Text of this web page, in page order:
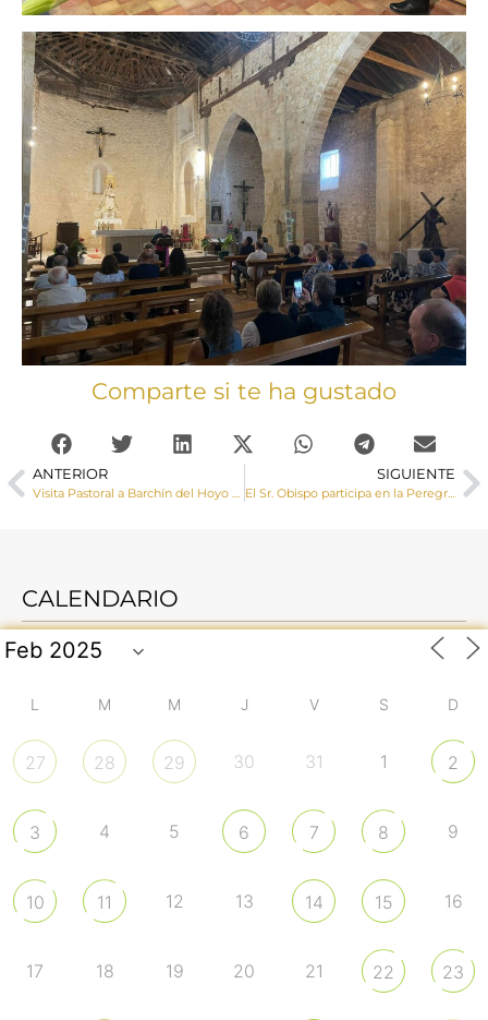
Comparte si te ha gustado
ANTERIOR
Visita Pastoral a Barchín del Hoyo y Valera de Abajo de Mons. José María Yanguas
SIGUIENTE
El Sr. Obispo participa en la Peregrinación Diocesana + Misión 2023
CALENDARIO
L M M J V S D
27 28 29 30 31 1 2
3 4 5 6 7 8 9
10 11 12 13 14 15 16
17 18 19 20 21 22 23